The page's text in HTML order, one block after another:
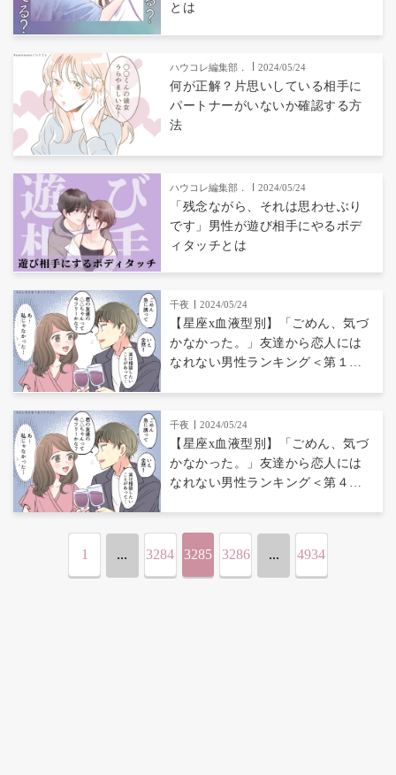
とは
ハウコレ編集部． 2024/05/24
何が正解？片思いしている相手に
パートナーがいないか確認する方
法
ハウコレ編集部． 2024/05/24
「残念ながら、それは思わせぶり
です」男性が遊び相手にやるボデ
ィタッチとは
千夜 2024/05/24
【星座x血液型別】「ごめん、気づ
かなかった。」友達から恋人には
なれない男性ランキング＜第１
千夜 2024/05/24
【星座x血液型別】「ごめん、気づ
かなかった。」友達から恋人には
なれない男性ランキング＜第４
1 ... 3284 3285 3286 ... 4934